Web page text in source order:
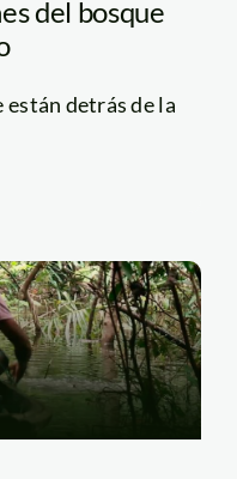
del bosque
están detrás de la